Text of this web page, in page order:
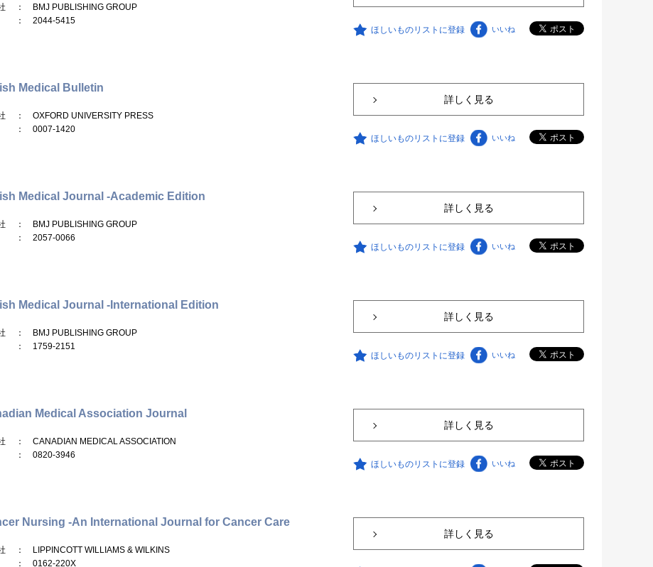
： BMJ PUBLISHING GROUP
： 2044-5415
ほしいものリストに登録 いいね
Medical Bulletin
： OXFORD UNIVERSITY PRESS
： 0007-1420
詳しく見る
ほしいものリストに登録 いいね
Medical Journal -Academic Edition
： BMJ PUBLISHING GROUP
： 2057-0066
詳しく見る
ほしいものリストに登録 いいね
Medical Journal -International Edition
： BMJ PUBLISHING GROUP
： 1759-2151
詳しく見る
ほしいものリストに登録 いいね
Medical Association Journal
： CANADIAN MEDICAL ASSOCIATION
： 0820-3946
詳しく見る
ほしいものリストに登録 いいね
Nursing -An International Journal for Cancer Care
： LIPPINCOTT WILLIAMS & WILKINS
： 0162-220X
詳しく見る